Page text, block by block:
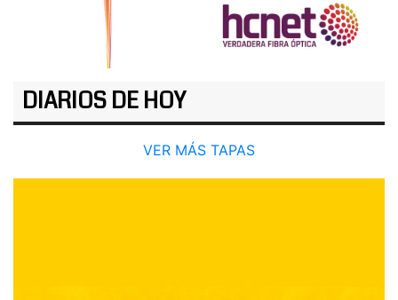
DIARIOS DE HOY
VER MÁS TAPAS